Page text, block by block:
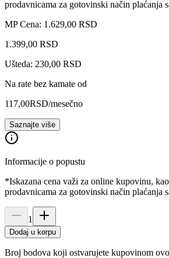
prodavnicama za gotovinski način plaćanja
MP Cena: 1.629,00 RSD
1.399,00 RSD
Ušteda: 230,00 RSD
Na rate bez kamate od
117,00RSD/mesečno
Saznajte više
Informacije o popustu
*Iskazana cena važi za online kupovinu,
prodavnicama za gotovinski način plaćanja
1
Dodaj u korpu
Broj bodova koji ostvarujete kupovinom